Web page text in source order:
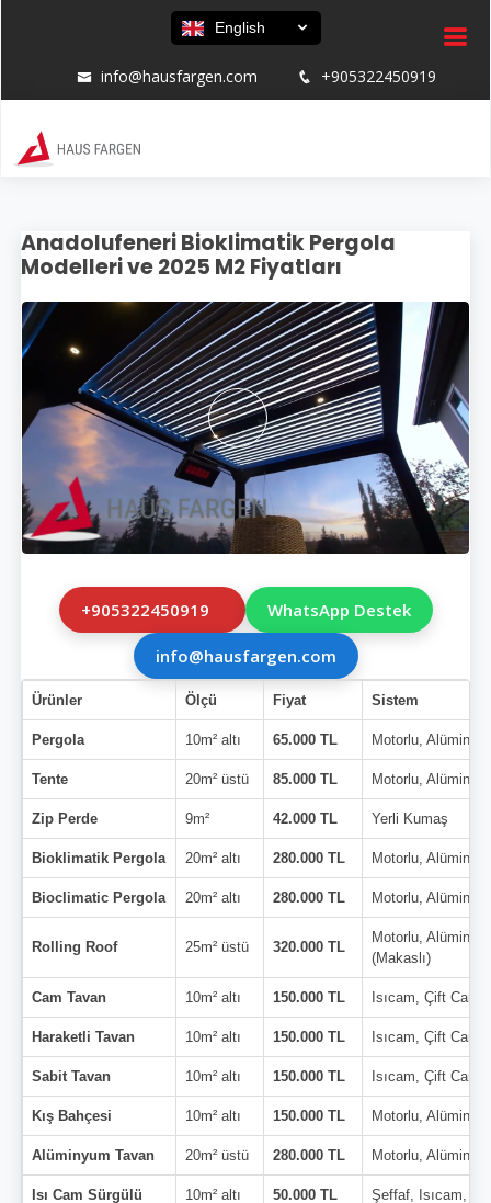
English
info@hausfargen.com +905322450919
Anadolufeneri Bioklimatik Pergola
Modelleri ve 2025 M2 Fiyatları
+905322450919 WhatsApp Destek
info@hausfargen.com
Ürünler Ölçü Fiyat Sistem
Pergola 10m² altı 65.000 TL Motorlu,
Tente 20m² üstü 85.000 TL Motorlu,
Zip Perde 9m² 42.000 TL Yerli Kumaş
Bioklimatik Pergola 20m² altı 280.000 TL Motorlu,
Bioclimatic Pergola 20m² altı 280.000 TL Motorlu,
Rolling Roof 25m² üstü 320.000 TL
Motorlu,
(Makaslı)
Cam Tavan 10m² altı 150.000 TL Isıcam, Çift Cam
Haraketli Tavan 10m² altı 150.000 TL Isıcam, Çift Cam
Sabit Tavan 10m² altı 150.000 TL Isıcam, Çift Cam
Kış Bahçesi 10m² altı 150.000 TL Motorlu,
Alüminyum Tavan 20m² üstü 280.000 TL Motorlu,
Isı Cam Sürgülü 10m² altı 50.000 TL Şeffaf, Isıcam,